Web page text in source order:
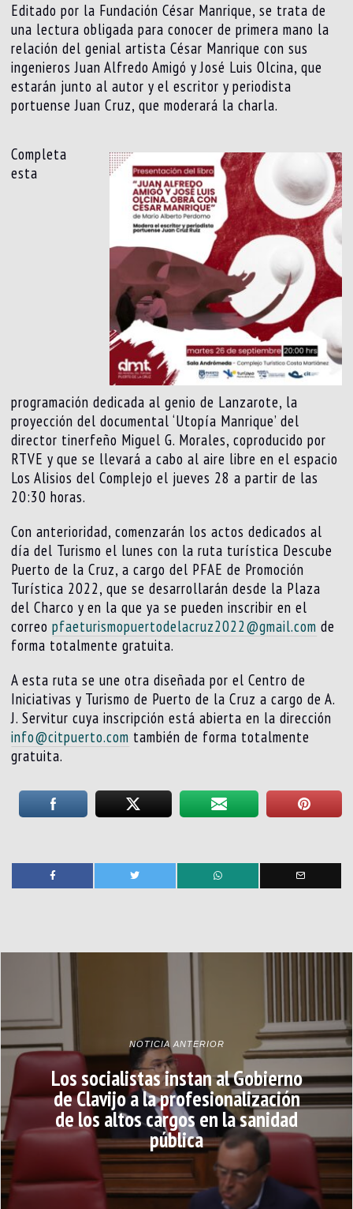
Editado por la Fundación César Manrique, se trata de
una lectura obligada para conocer de primera mano la
relación del genial artista César Manrique con sus
ingenieros Juan Alfredo Amigó y José Luis Olcina, que
estarán junto al autor y el escritor y periodista
portuense Juan Cruz, que moderará la charla.
Completa
esta
programación dedicada al genio de Lanzarote, la
proyección del documental ‘Utopía Manrique’ del
director tinerfeño Miguel G. Morales, coproducido por
RTVE y que se llevará a cabo al aire libre en el espacio
Los Alisios del Complejo el jueves 28 a partir de las
20:30 horas.
Con anterioridad, comenzarán los actos dedicados al
día del Turismo el lunes con la ruta turística Descube
Puerto de la Cruz, a cargo del PFAE de Promoción
Turística 2022, que se desarrollarán desde la Plaza
del Charco y en la que ya se pueden inscribir en el
correopfaeturismopuertodelacruz2022@gmail.com de
forma totalmente gratuita.
A esta ruta se une otra diseñada por el Centro de
Iniciativas y Turismo de Puerto de la Cruz a cargo de A.
J. Servitur cuya inscripción está abierta en la dirección
info@citpuerto.com también de forma totalmente
gratuita.
NOTICIA ANTERIOR
Los socialistas instan al Gobierno
de Clavijo a la profesionalización
de los altos cargos en la sanidad
pública